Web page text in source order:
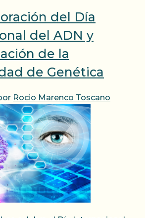
del Día
del ADN y
de la
de Genética
Rocio Marenco Toscano